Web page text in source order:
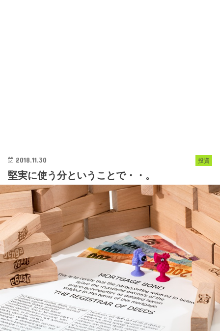
投資
2018.11.30
堅実に使う分ということで・・。